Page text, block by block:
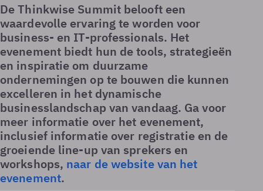
De Thinkwise Summit belooft een
waardevolle ervaring te worden voor
business- en IT-professionals. Het
evenement biedt hun de tools, strategieën
en inspiratie om duurzame
ondernemingen op te bouwen die kunnen
excelleren in het dynamische
businesslandschap van vandaag. Ga voor
meer informatie over het evenement,
inclusief informatie over registratie en de
groeiende line-up van sprekers en
workshops, naar de website van het
evenement.